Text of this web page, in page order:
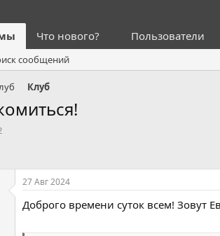
Что нового? Пользователи
сообщений
Клуб
27 Авг 2024
Доброго времени суток всем! Зовут